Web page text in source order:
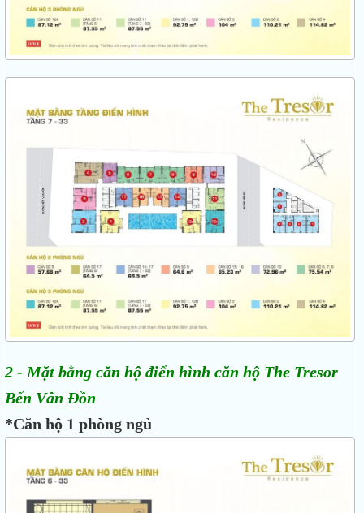
2 - Mặt bằng căn hộ điển hình căn hộ The Tresor
Bến Vân Đồn
*Căn hộ 1 phòng ngủ